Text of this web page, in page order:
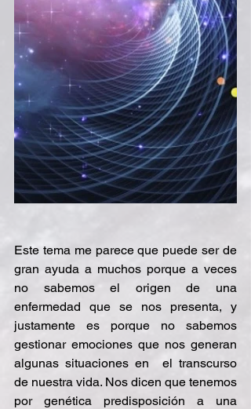
Este tema me parece que puede ser de
gran ayuda a muchos porque a veces
no sabemos el origen de una
enfermedad que se nos presenta, y
justamente es porque no sabemos
gestionar emociones que nos generan
algunas situaciones en  el transcurso
de nuestra vida. Nos dicen que tenemos
por genética predisposición a una